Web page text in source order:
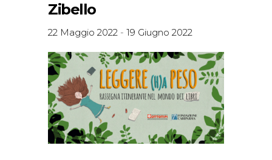
Zibello
22 Maggio 2022 - 19 Giugno 2022